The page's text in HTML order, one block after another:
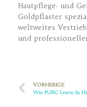
Hautpflege- und
Goldpflaster
weltweites
und
VORHERIGE